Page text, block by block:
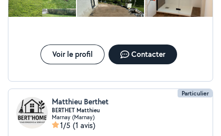
Voir le profil Contacter
Particulier
Matthieu Berthet
BERTHET Matthieu
Marnay (Marnay)
1/5 (1 avis)